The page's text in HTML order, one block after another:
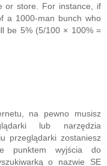
or store. For instance, if
a 1000-man bunch who
be 5% (5/100 × 100% =
na pewno musisz
lub narzędzia
przeglądarki zostaniesz
punktem wyjścia do
o nazwie SE